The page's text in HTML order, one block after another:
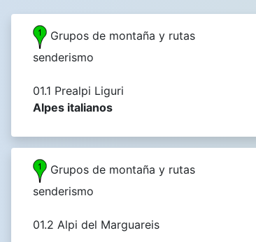
Grupos de montaña y rutas
senderismo
01.1 Prealpi Liguri
Alpes italianos
Grupos de montaña y rutas
senderismo
01.2 Alpi del Marguareis